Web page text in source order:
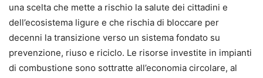
una scelta che mette a rischio la salute dei cittadini e
dell’ecosistema ligure e che rischia di bloccare per
decenni la transizione verso un sistema fondato su
prevenzione, riuso e riciclo. Le risorse investite in impianti
di combustione sono sottratte all’economia circolare, al